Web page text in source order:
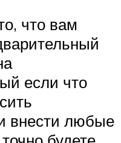
что вам
если что
внести любые